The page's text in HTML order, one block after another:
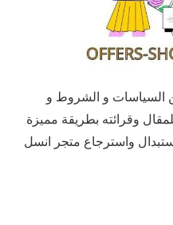
السياسات و الشروط و
وقرائته بطريقة مميزة
واسترجاع متجر انسل